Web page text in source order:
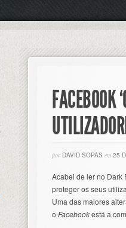
FACEBOOK
por DAVID SOPAS em 25
Acabei de ler no Dark
proteger os seus
Uma das maiores
o Facebookestá a